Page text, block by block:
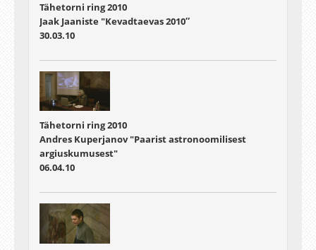
Tähetorni ring 2010
Jaak Jaaniste "Kevadtaevas 2010″
30.03.10
Tähetorni ring 2010
Andres Kuperjanov "Paarist astronoomilisest
argiuskumusest"
06.04.10